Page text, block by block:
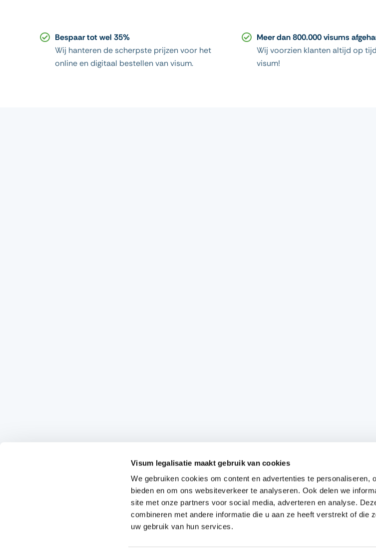
Visum legalisatie maakt gebruik van cookies
We gebruiken cookies om content en advertenties te personaliseren,
bieden en om ons websiteverkeer te analyseren. Ook delen we
site met onze partners voor social media, adverteren en analyse.
combineren met andere informatie die u aan ze heeft verstrekt of die
uw gebruik van hun services.
Bespaar tot wel 35%
Wij hanteren de scherpste prijzen voor het
online en digitaal bestellen van visum.
Meer dan 800.000 visums
Wij voorzien klanten altijd op
visum!